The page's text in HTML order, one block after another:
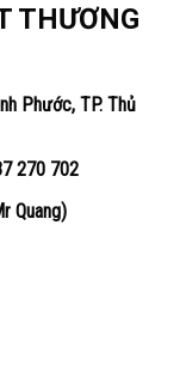
THƯƠNG
Phước, TP. Thủ
270 702
Quang)